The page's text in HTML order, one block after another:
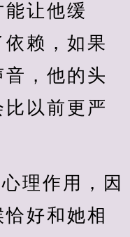
让他缓
赖，如果
，他的头
以前更严
理作用，因
好和她相